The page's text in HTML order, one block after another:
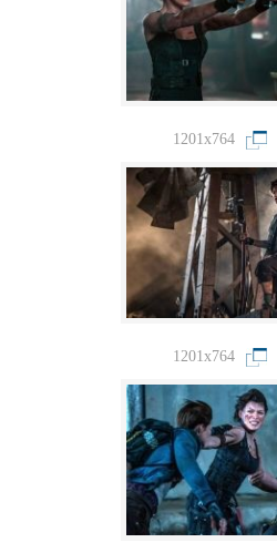
1201x764
1201x764